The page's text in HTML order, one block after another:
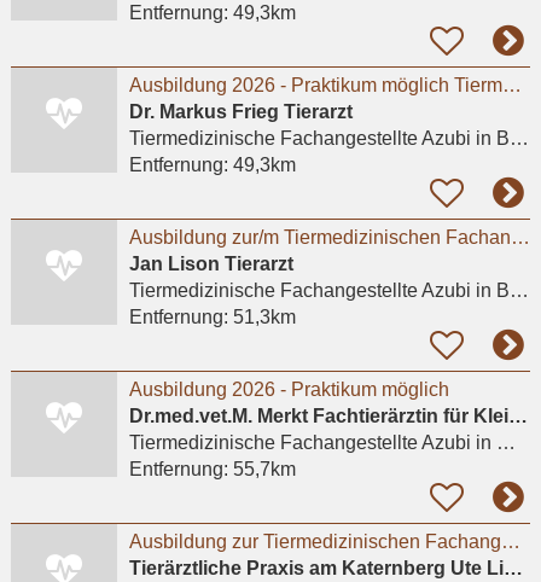
Entfernung: 49,3km
Ausbildung 2026 - Praktikum möglich Tiermedizinische/r Fachangestellte/r (m/w/d) 01.08.2026
Dr. Markus Frieg Tierarzt
Tiermedizinische Fachangestellte Azubi in Bottrop, Stadtmitte
Entfernung: 49,3km
Ausbildung zur/m Tiermedizinischen Fachangestellten (m/w/d) - Praktikum möglich
Jan Lison Tierarzt
Tiermedizinische Fachangestellte Azubi in Bottrop, Vonderort
Entfernung: 51,3km
Ausbildung 2026 - Praktikum möglich
Dr.med.vet.M. Merkt Fachtierärztin für Kleintiere
Tiermedizinische Fachangestellte Azubi in Mülheim an der Ruhr
Entfernung: 55,7km
Ausbildung zur Tiermedizinischen Fachangestellten (m/w/d)
Tierärztliche Praxis am Katernberg Ute Lipka